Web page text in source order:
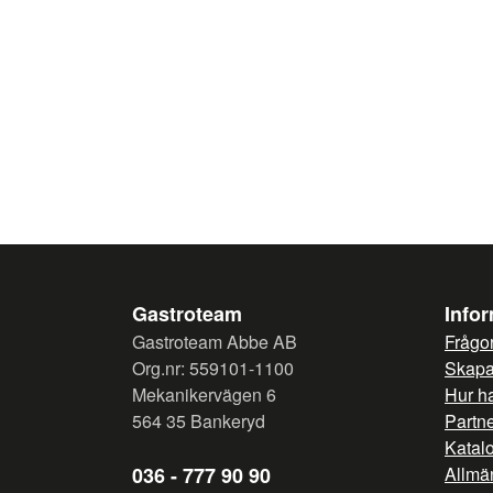
Gastroteam
Gastroteam Abbe AB
Org.nr: 559101-1100
Mekanikervägen 6
564 35 Bankeryd
036 - 777 90 90
Hur